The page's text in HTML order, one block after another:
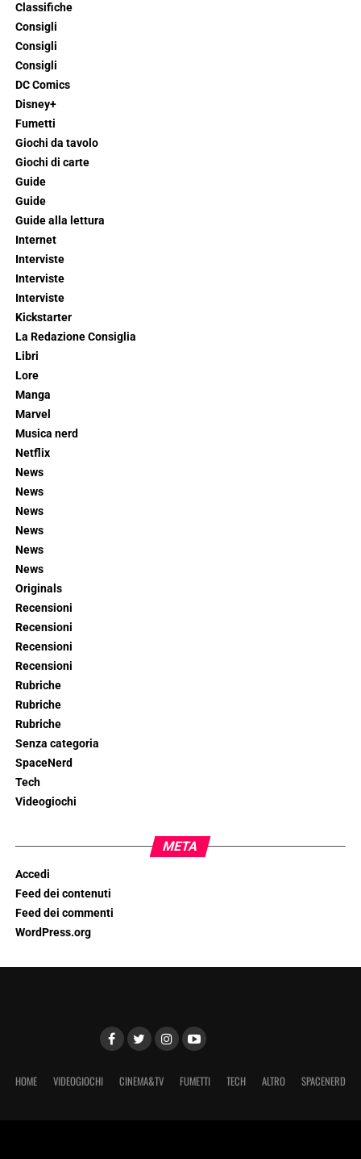
Classifiche
Consigli
Consigli
Consigli
DC Comics
Disney+
Fumetti
Giochi da tavolo
Giochi di carte
Guide
Guide
Guide alla lettura
Internet
Interviste
Interviste
Interviste
Kickstarter
La Redazione Consiglia
Libri
Lore
Manga
Marvel
Musica nerd
Netflix
News
News
News
News
News
News
Originals
Recensioni
Recensioni
Recensioni
Recensioni
Rubriche
Rubriche
Rubriche
Senza categoria
SpaceNerd
Tech
Videogiochi
META
Accedi
Feed dei contenuti
Feed dei commenti
WordPress.org
HOME VIDEOGIOCHI CINEMA&TV FUMETTI TECH ALTRO SPACENERD